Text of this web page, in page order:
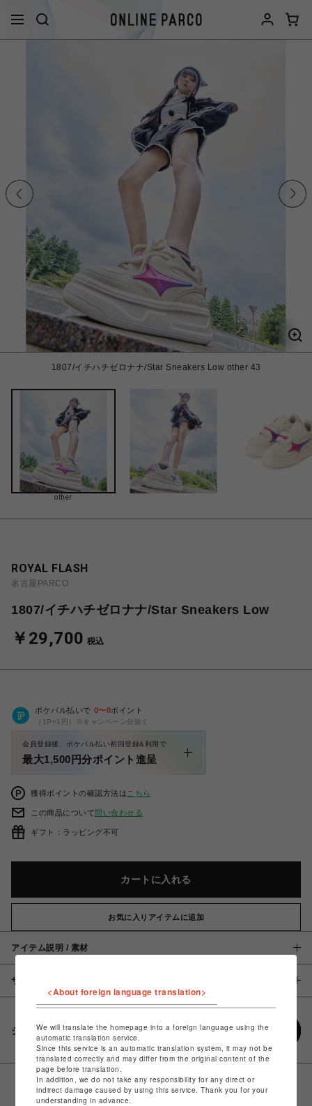
1807/イチハチゼロナナ/Star Sneakers Low other 43
other
ROYAL FLASH
名古屋PARCO
1807/イチハチゼロナナ/Star Sneakers Low
￥29,700 税込
ポケパル払いで 0〜0ポイント
（1P=1円）※キャンペーン分除く
会員登録後、ポケパル払い初回登録&利用で
最大1,500円分ポイント進呈
獲得ポイントの確認方法は こちら
この商品について問い合わせる
ギフト：ラッピング不可
カートに入れる
お気に入りアイテムに追加
アイテム説明 / 素材
サイズ
シェアする
<About foreign language translation>
We will translate the homepage into a foreign language using the
automatic translation service.
Since this service is an automatic translation system, it may not be
translated correctly and may differ from the original content of the
page before translation.
In addition, we do not take any responsibility for any direct or
indirect damage caused by using this service. Thank you for your
understanding in advance.